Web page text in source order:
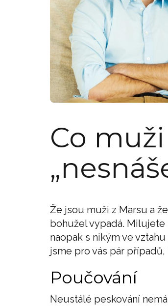
Co
Že jsou muži z Marsu a
bohužel vypadá. Milujete
naopak s nikým ve
jsme pro vás pár
Poučování
Neustálé peskování